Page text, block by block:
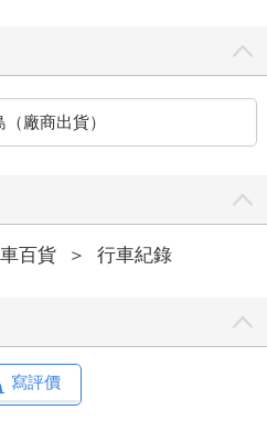
廠商出貨）
百貨 ＞ 行車紀錄
寫評價